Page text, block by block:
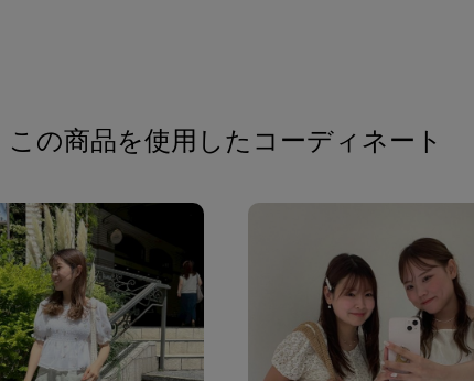
この商品を使用したコーディネート